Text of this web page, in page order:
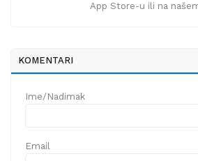
App Store-u ili na
KOMENTARI
Ime/Nadimak
Email